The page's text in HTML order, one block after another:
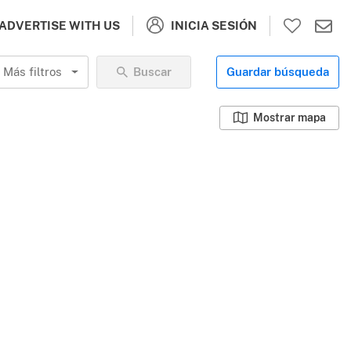
ADVERTISE WITH US INICIA SESIÓN
Más filtros Buscar Guardar búsqueda
Mostrar mapa